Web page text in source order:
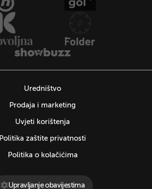
Uredništvo
Prodaja i marketing
Uvjeti korištenja
Politika zaštite privatnosti
Politika o kolačićima
Upravljanje obavijestima